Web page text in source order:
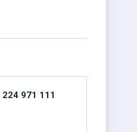
224 971 111